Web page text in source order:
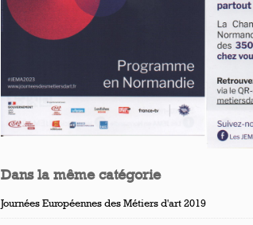
Dans la même catégorie
Journées Européennes des Métiers d'art 2019